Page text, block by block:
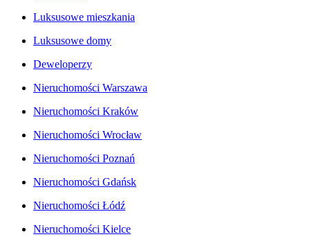
Luksusowe mieszkania
Luksusowe domy
Deweloperzy
Nieruchomości Warszawa
Nieruchomości Kraków
Nieruchomości Wrocław
Nieruchomości Poznań
Nieruchomości Gdańsk
Nieruchomości Łódź
Nieruchomości Kielce